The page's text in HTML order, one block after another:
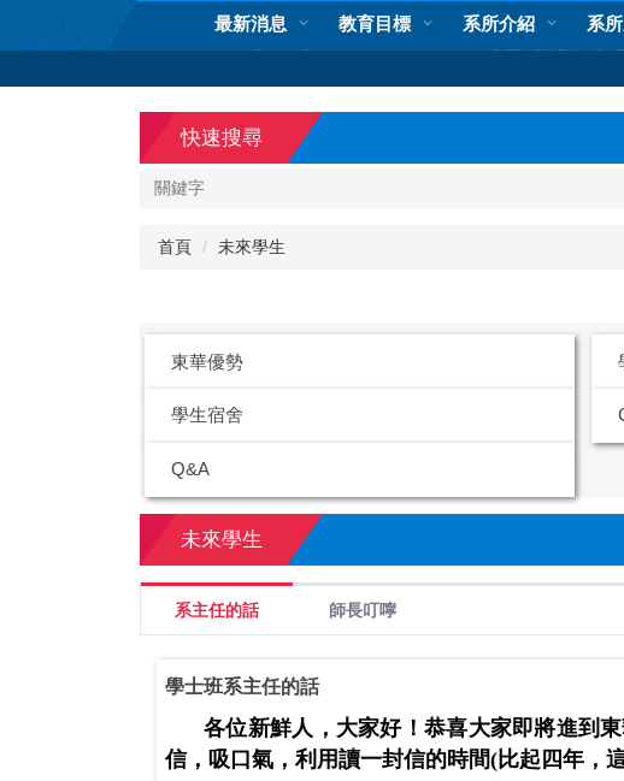
要
最新消息 教育目標 系所介紹 系
快速搜尋
首頁 未來學生
東華優勢
學生宿舍
Q&A
未來學生
系主任的話 師長叮嚀
學士班系主任的話
各位新鮮人，大家好！恭喜大家即將進到
信，吸口氣，利用讀一封信的時間(比起四年，